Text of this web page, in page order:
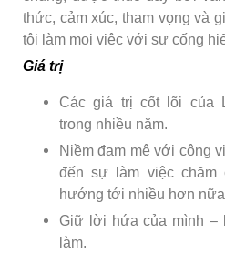
thức, cảm xúc, tham vọng và
tôi làm mọi việc với sự cống
Giá trị
Các giá trị cốt lõi của
trong nhiều năm.
Niềm đam mê với công
đến sự làm việc
hướng tới nhiều hơn
Giữ lời hứa của mình –
làm.